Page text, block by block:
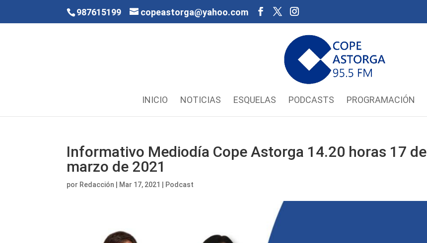
987615199 copeastorga@yahoo.com
INICIO NOTICIAS ESQUELAS PODCASTS PROGRAMACIÓN
Informativo Mediodía Cope Astorga 14.20 horas 17 de
marzo de 2021
por Redacción Mar 17, 2021 Podcast